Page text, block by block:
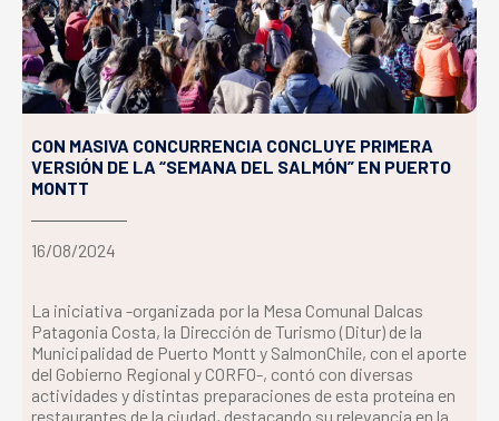
CON MASIVA CONCURRENCIA CONCLUYE PRIMERA
VERSIÓN DE LA “SEMANA DEL SALMÓN” EN PUERTO
MONTT
16/08/2024
La iniciativa -organizada por la Mesa Comunal Dalcas
Patagonia Costa, la Dirección de Turismo (Ditur) de la
Municipalidad de Puerto Montt y SalmonChile, con el aporte
del Gobierno Regional y CORFO-, contó con diversas
actividades y distintas preparaciones de esta proteína en
restaurantes de la ciudad, destacando su relevancia en la